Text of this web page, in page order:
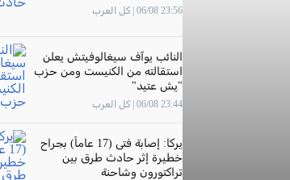
23:56 06/08 | كل العرب
النائب يوآف سيغالوفيتش يعلن
استقالته من الكنيست ومن حزب
"يش عتيد"
23:44 06/08 | كل العرب
يركا: إصابة فتى (17 عاماً) بجراح
خطيرة إثر حادث طرق بين
تراكتورون وشاحنة